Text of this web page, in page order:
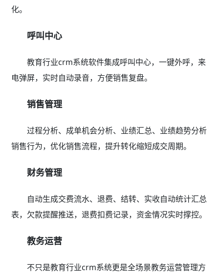
化。
呼叫中心
教育行业crm系统软件集成呼叫中心，一键外呼，来
电弹屏，实时自动录音，方便销售复盘。
销售管理
过程分析、成单机会分析、业绩汇总、业绩趋势分析
销售行为，优化销售流程，提升转化缩短成交周期。
财务管理
自动生成交费流水、退费、结转、实收自动统计汇总
表，欠款提醒推送，退费扣费记录，资金情况实时撑控。
教务运营
不只是教育行业crm系统更是全场景教务运营管理方